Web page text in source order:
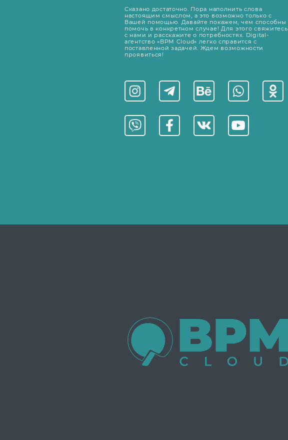
Сказано достаточно. Пора наполнить слова
настоящим смыслом, а это возможно только с
Вашей помощью. Давайте покажем, чем способны
помочь в конкретном случае! Для этого свяжитесь
с нами и расскажите о потребностях. Digital-
агентство «BPM Cloud» легко справится с
поставленной задачей. Ждем возможности
проявиться!